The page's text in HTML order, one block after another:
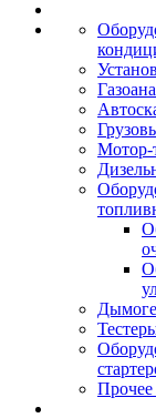
Мотор-
Прочее